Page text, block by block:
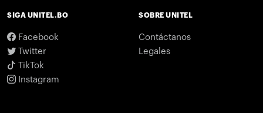
SIGA UNITEL.BO
Facebook
Twitter
TikTok
Instagram
SOBRE UNITEL
Contáctanos
Legales